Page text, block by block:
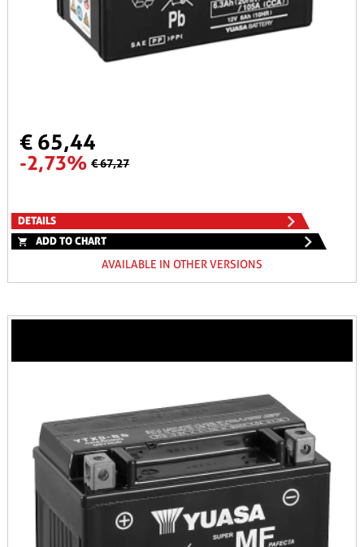
€ 65,44
-2,73% € 67,27
DETAILS
ADD TO CHART
AVAILABLE IN OTHER VERSIONS